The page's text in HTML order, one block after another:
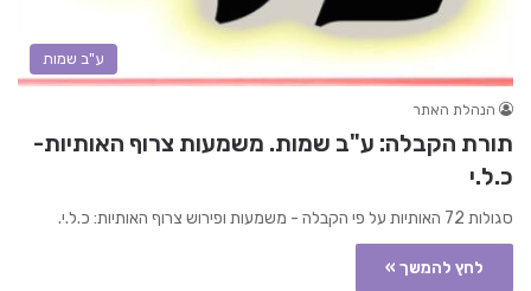
ע"ב שמות
הנהלת האתר
תורת הקבלה: ע"ב שמות. משמעות צרוף האותיות-
כ.ל.י
סגולות 72 האותיות על פי הקבלה - משמעות ופירוש צרוף האותיות: כ.ל.י.
לחץ להמשך »